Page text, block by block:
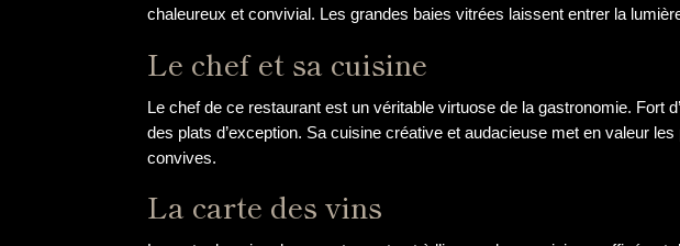
chaleureux et convivial. Les grandes baies vitrées laissent entrer la
Le chef et sa cuisine
Le chef de ce restaurant est un véritable virtuose de la gastronomie. Fort
des plats d’exception. Sa cuisine créative et audacieuse met en valeur
convives.
La carte des vins